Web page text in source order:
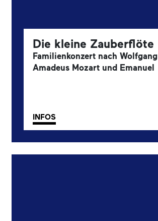
Die kleine Zauberflöte
Familienkonzert nach Wolfgang
Amadeus Mozart und Emanuel
INFOS